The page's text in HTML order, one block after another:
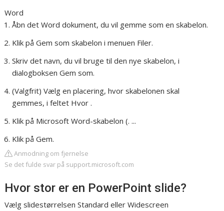
Word
Åbn det Word dokument, du vil gemme som en skabelon.
Klik på Gem som skabelon i menuen Filer.
Skriv det navn, du vil bruge til den nye skabelon, i
dialogboksen Gem som.
(Valgfrit) Vælg en placering, hvor skabelonen skal
gemmes, i feltet Hvor .
Klik på Microsoft Word-skabelon (. ...
Klik på Gem.
Anmodning om fjernelse
Se det fulde svar på support.microsoft.com
Hvor stor er en PowerPoint slide?
Vælg slidestørrelsen Standard eller Widescreen